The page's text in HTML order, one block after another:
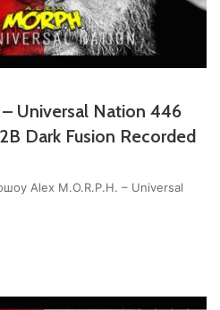
– Universal Nation 446
Dark Fusion Recorded
Alex M.O.R.P.H. – Universal